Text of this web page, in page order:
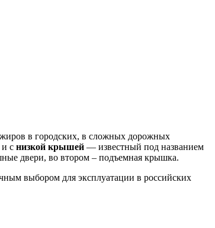
в городских, в сложных дорожных
и с низкой крышей — известный под названием
двери, во втором – подъемная крышка.
выбором для эксплуатации в российских